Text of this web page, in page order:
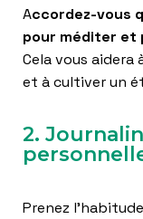
Accordez-vous
pour méditer et
Cela vous aidera
et à cultiver un
2.
Prenez l’habitude